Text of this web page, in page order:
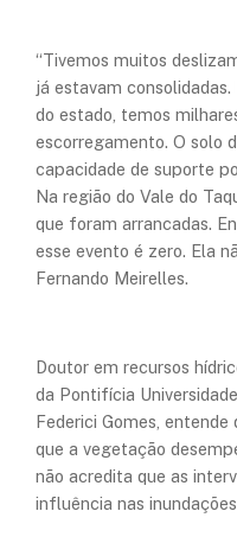
“Tivemos muitos
já estavam
do estado, temos
escorregamento. O solo
capacidade de suporte
Na região do Vale do
que foram arrancadas.
esse evento é zero. Ela
Fernando Meirelles.
Doutor em recursos
da Pontifícia
Federici Gomes,
que a vegetação
não acredita que as
influência nas